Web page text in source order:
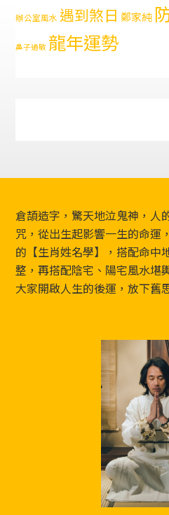
辦公室風水 遇到煞日 鄭家純
鼻子過敏 龍年運勢
Footer
倉頡造字，驚天地泣鬼神，人
咒，從出生起影響一生的命運
的【生肖姓名學】，搭配命中
整，再搭配陰宅、陽宅風水堪
大家開啟人生的後運，放下舊